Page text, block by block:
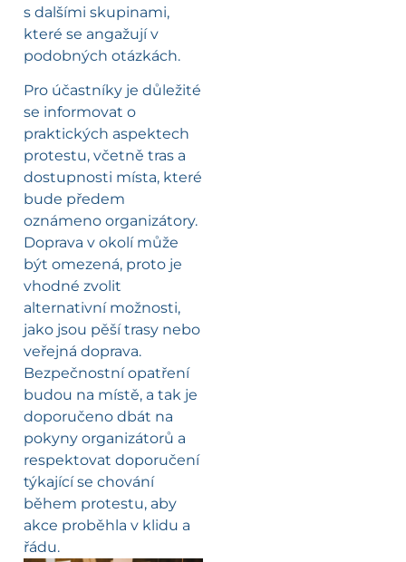
s dalšími skupinami,
které se angažují v
podobných otázkách.
Pro účastníky je důležité
se informovat o
praktických aspektech
protestu, včetně tras a
dostupnosti místa, které
bude předem
oznámeno organizátory.
Doprava v okolí může
být omezená, proto je
vhodné zvolit
alternativní možnosti,
jako jsou pěší trasy nebo
veřejná doprava.
Bezpečnostní opatření
budou na místě, a tak je
doporučeno dbát na
pokyny organizátorů a
respektovat doporučení
týkající se chování
během protestu, aby
akce proběhla v klidu a
řádu.